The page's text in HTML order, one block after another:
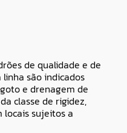
de qualidade e de
são indicados
e drenagem de
classe de rigidez,
locais sujeitos a